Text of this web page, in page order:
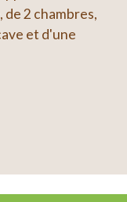
de 2 chambres,
et d'une